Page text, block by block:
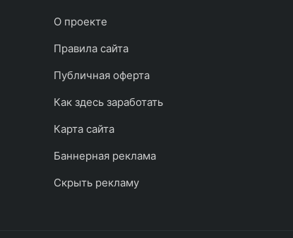
О проекте
Правила сайта
Публичная оферта
Как здесь заработать
Карта сайта
Баннерная реклама
Скрыть рекламу